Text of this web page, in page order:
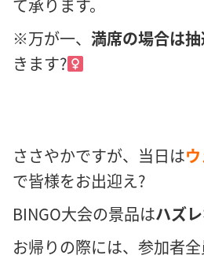
て承ります。
※万が一、 満席の場合は
きます?‍
ささやかですが、当日は
で皆様をお出迎え?
BINGO大会の景品はハズ
お帰りの際には、参加者